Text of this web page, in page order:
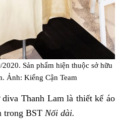
Sản phẩm hiện thuộc sở hữu
Ảnh: Kiếng Cận Team
Thanh Lam là thiết kế áo
trong BST Nối dài.